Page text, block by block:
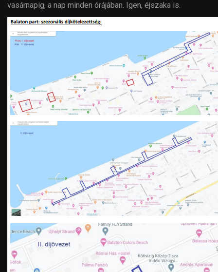
vasárnapig, a nap minden órájában. Igen, éjszaka is.